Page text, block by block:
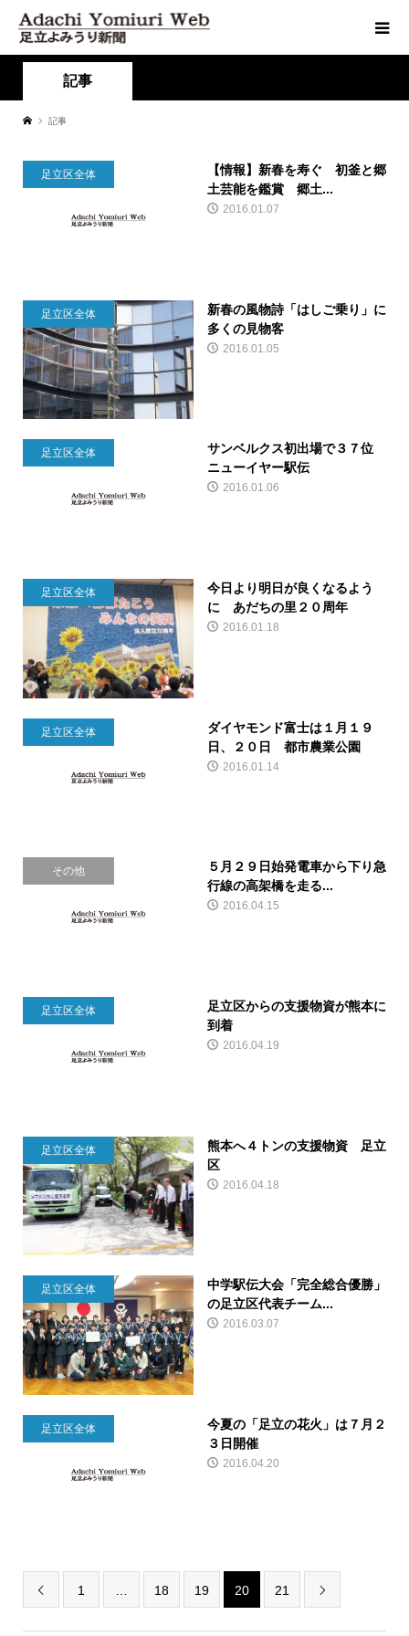
記事
記事
足立区全体
【情報】新春を寿ぐ 初釜と郷
土芸能を鑑賞 郷土...
2016.01.07
足立区全体
新春の風物詩「はしご乗り」に
多くの見物客
2016.01.05
足立区全体
サンベルクス初出場で３７位
ニューイヤー駅伝
2016.01.06
足立区全体
今日より明日が良くなるよう
に あだちの里２０周年
2016.01.18
足立区全体
ダイヤモンド富士は１月１９
日、２０日 都市農業公園
2016.01.14
その他
５月２９日始発電車から下り急
行線の高架橋を走る...
2016.04.15
足立区全体
足立区からの支援物資が熊本に
到着
2016.04.19
足立区全体
熊本へ４トンの支援物資 足立
区
2016.04.18
足立区全体
中学駅伝大会「完全総合優勝」
の足立区代表チーム...
2016.03.07
足立区全体
今夏の「足立の花火」は７月２
３日開催
2016.04.20
 1 18 19 20 21 